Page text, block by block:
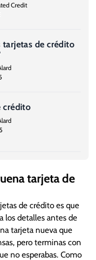
Credit
tarjetas de crédito
crédito
tarjeta de
de crédito es que
los detalles antes de
tarjeta nueva que
pero terminas con
no esperabas. Como